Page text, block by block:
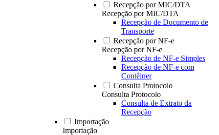
Recepção por MIC/DTA
Recepção por MIC/DTA
Recepção de Documento de
Transporte
Recepção por NF-e
Recepção por NF-e
Recepção de NF-e Simples
Recepção de NF-e com
Contêiner
Consulta Protocolo
Consulta Protocolo
Consulta de Extrato da
Recepção
Importação
Importação